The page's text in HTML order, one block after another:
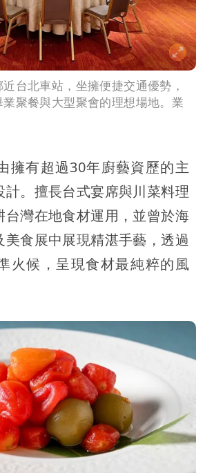
台北車站，坐擁便捷交通優勢，
聚餐與大型聚會的理想場地。業
擁有超過30年廚藝資歷的主
計。擅長台式宴席與川菜料理
台灣在地食材運用，並曾於海
美食展中展現精湛手藝，透過
火候，呈現食材最純粹的風